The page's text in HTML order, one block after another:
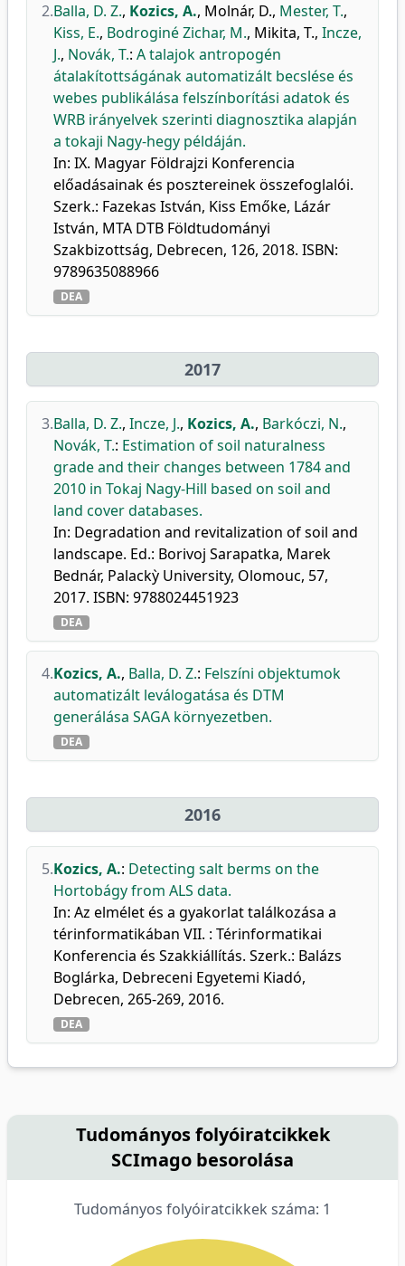
2.Balla, D. Z., Kozics, A., Molnár, D., Mester, T.,
Kiss, E., Bodroginé Zichar, M., Mikita, T., Incze,
J., Novák, T.: A talajok antropogén
átalakítottságának automatizált becslése és
webes publikálása felszínborítási adatok és
WRB irányelvek szerinti diagnosztika alapján
a tokaji Nagy-hegy példáján.
In: IX. Magyar Földrajzi Konferencia
előadásainak és posztereinek összefoglalói.
Szerk.: Fazekas István, Kiss Emőke, Lázár
István, MTA DTB Földtudományi
Szakbizottság, Debrecen, 126, 2018. ISBN:
9789635088966
DEA
2017
3.Balla, D. Z., Incze, J., Kozics, A., Barkóczi, N.,
Novák, T.: Estimation of soil naturalness
grade and their changes between 1784 and
2010 in Tokaj Nagy-Hill based on soil and
land cover databases.
In: Degradation and revitalization of soil and
landscape. Ed.: Borivoj Sarapatka, Marek
Bednár, Palackỳ University, Olomouc, 57,
2017. ISBN: 9788024451923
DEA
4.Kozics, A., Balla, D. Z.: Felszíni objektumok
automatizált leválogatása és DTM
generálása SAGA környezetben.
DEA
2016
5.Kozics, A.: Detecting salt berms on the
Hortobágy from ALS data.
In: Az elmélet és a gyakorlat találkozása a
térinformatikában VII. : Térinformatikai
Konferencia és Szakkiállítás. Szerk.: Balázs
Boglárka, Debreceni Egyetemi Kiadó,
Debrecen, 265-269, 2016.
DEA
Tudományos folyóiratcikkek
SCImago besorolása
Tudományos folyóiratcikkek száma: 1